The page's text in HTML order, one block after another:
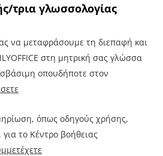
τρια γλωσσολογίας
να μεταφράσουμε τη διεπαφή και
στη μητρική σας γλώσσα
οπουδήποτε στον
όπως οδηγούς χρήσης,
το Κέντρο βοήθειας